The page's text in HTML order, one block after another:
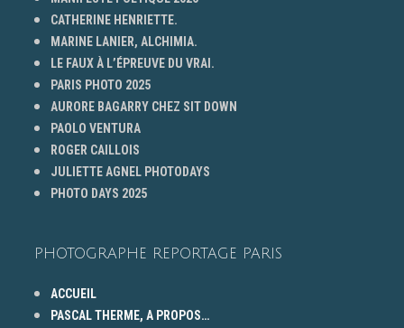
CATHERINE HENRIETTE.
MARINE LANIER, ALCHIMIA.
LE FAUX À L’ÉPREUVE DU VRAI.
PARIS PHOTO 2025
AURORE BAGARRY CHEZ SIT DOWN
PAOLO VENTURA
ROGER CAILLOIS
JULIETTE AGNEL PHOTODAYS
PHOTO DAYS 2025
PHOTOGRAPHE REPORTAGE PARIS
ACCUEIL
PASCAL THERME, A PROPOS…